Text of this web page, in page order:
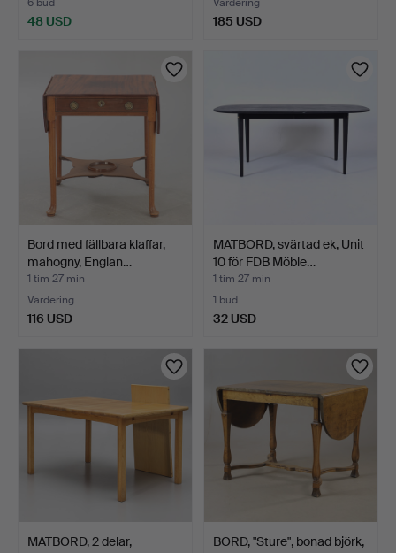
48 USD 185 USD
Bord med fällbara klaffar,
mahogny, Englan…
1 tim 27 min
Värdering
116 USD
MATBORD, svärtad ek, Unit
10 för FDB Möble…
1 tim 27 min
1 bud
32 USD
MATBORD, 2 delar,
BORD, "Sture", bonad björk,